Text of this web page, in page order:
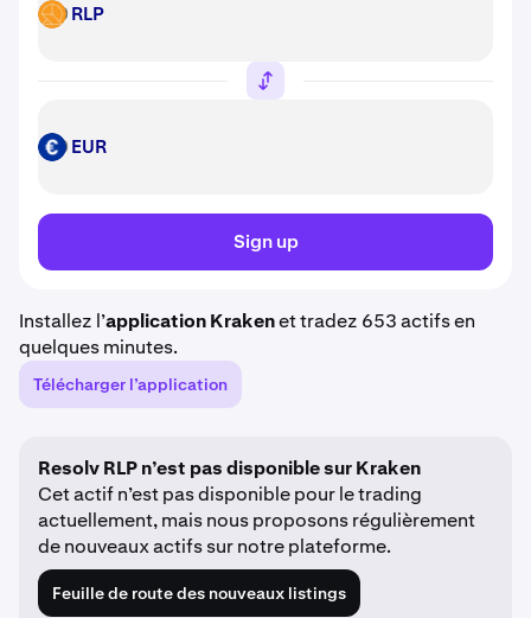
RLP RLP
EUR EUR
Sign up
Installez l’application Krakenet tradez 653 actifs en
quelques minutes.
Télécharger l’application
Resolv RLP n’est pas disponible sur Kraken
Cet actif n’est pas disponible pour le trading
actuellement, mais nous proposons régulièrement
de nouveaux actifs sur notre plateforme.
Feuille de route des nouveaux listings